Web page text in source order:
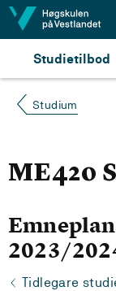
Hopp til innhald
Studietilbod
Studium
ME420
2023/
Tidlegare